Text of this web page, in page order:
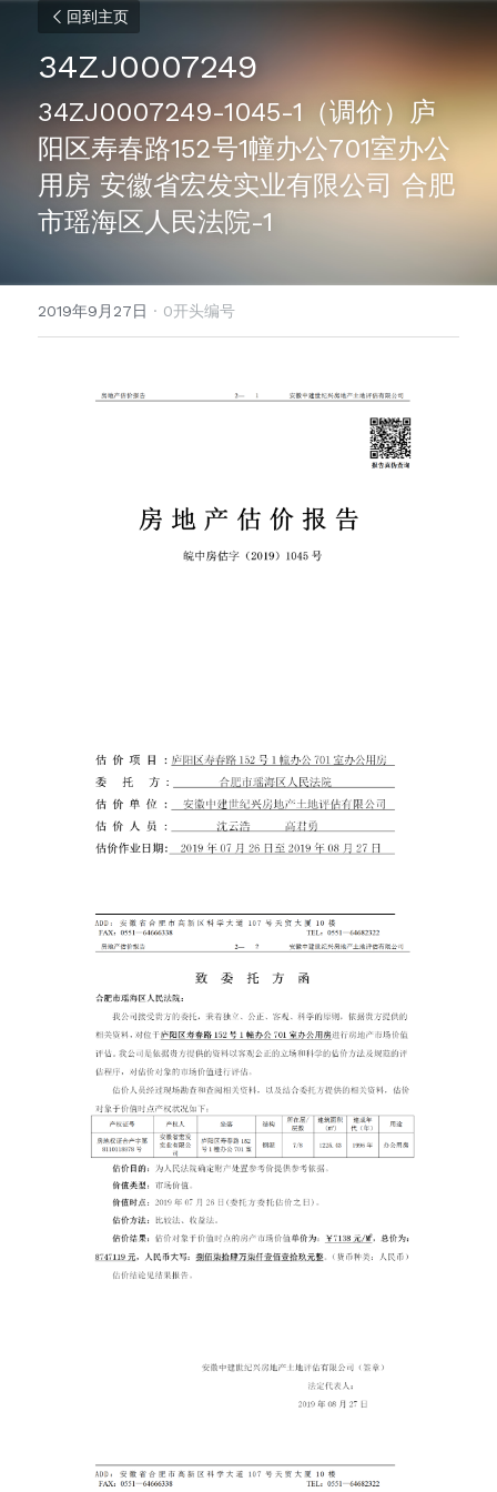
回到主页
34ZJ0007249
34ZJ0007249-1045-1（调价）庐
阳区寿春路152号1幢办公701室办公
用房 安徽省宏发实业有限公司 合肥
市瑶海区人民法院-1
2019年9月27日 · 0开头编号